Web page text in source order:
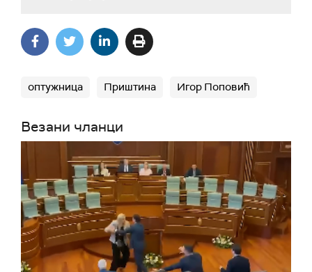
оптужница Приштина Игор Поповић
Везани чланци